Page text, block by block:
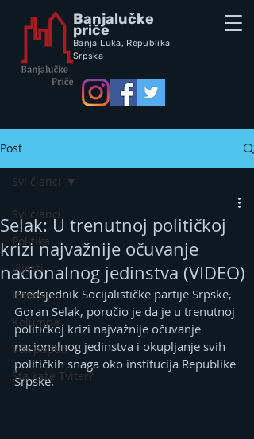
Banjalučke
priče
Banja Luka, Republika
Srpska
Post
Svi članci
Politika
Vijesti
Intervju
Kolumna
Vox populi
Šta kaže Tviter?
Svi članci
Selak: U trenutnoj političkoj
krizi najvažnije očuvanje
nacionalnog jedinstva (VIDEO)
Predsjednik Socijalističke partije Srpske,
Goran Selak, poručio je da je u trenutnoj
političkoj krizi najvažnije očuvanje
nacionalnog jedinstva i okupljanje svih
političkih snaga oko institucija Republike
Srpske.